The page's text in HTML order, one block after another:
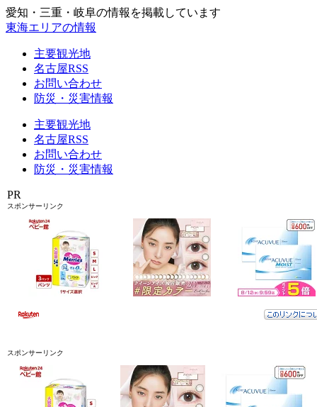
愛知・三重・岐阜の情報を掲載しています
東海エリアの情報
主要観光地
名古屋RSS
お問い合わせ
防災・災害情報
主要観光地
名古屋RSS
お問い合わせ
防災・災害情報
PR
スポンサーリンク
スポンサーリンク